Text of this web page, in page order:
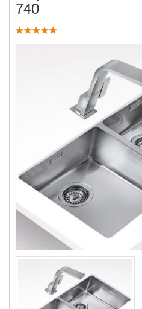
740